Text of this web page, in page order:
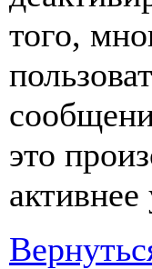
того,
это
активнее